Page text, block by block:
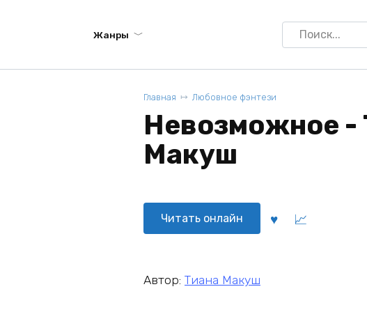
Жанры
Search
for:
Главная Любовное фэнтези
Невозможное -
Макуш
Читать онлайн
Автор: Тиана Макуш